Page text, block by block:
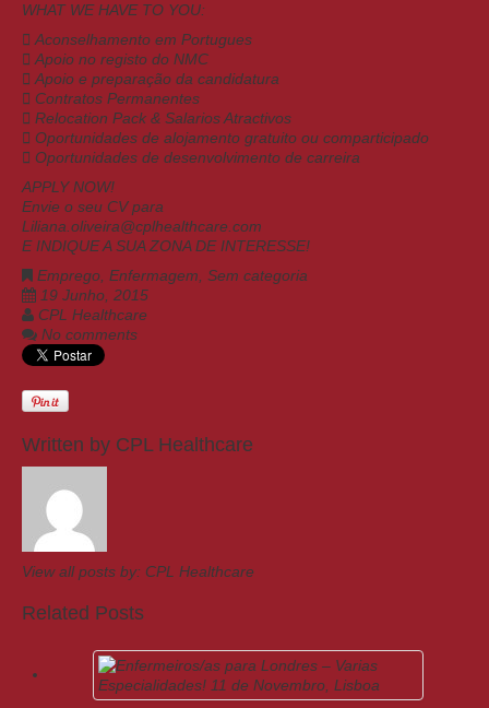
WHAT WE HAVE TO YOU:
 Aconselhamento em Portugues
 Apoio no registo do NMC
 Apoio e preparação da candidatura
 Contratos Permanentes
 Relocation Pack & Salarios Atractivos
 Oportunidades de alojamento gratuito ou comparticipado
 Oportunidades de desenvolvimento de carreira
APPLY NOW!
Envie o seu CV para
Liliana.oliveira@cplhealthcare.com
E INDIQUE A SUA ZONA DE INTERESSE!
Emprego Enfermagem Sem categoria
19 Junho, 2015
CPL Healthcare
No comments
Written by CPL Healthcare
View all posts by: CPL Healthcare
Related Posts